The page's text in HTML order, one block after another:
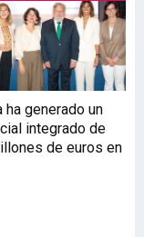
ha generado un
integrado de
de euros en